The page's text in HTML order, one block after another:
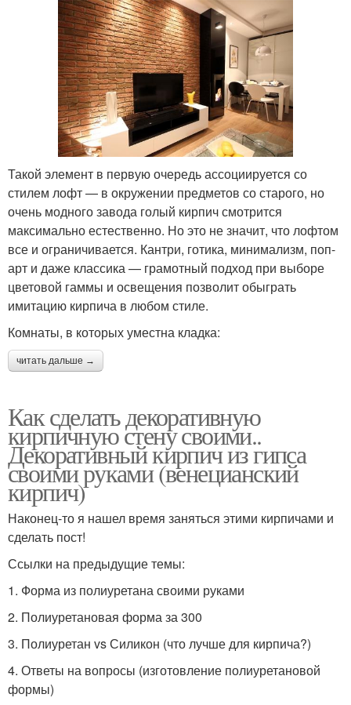
Такой элемент в первую очередь ассоциируется со
стилем лофт — в окружении предметов со старого, но
очень модного завода голый кирпич смотрится
максимально естественно. Но это не значит, что лофтом
все и ограничивается. Кантри, готика, минимализм, поп-
арт и даже классика — грамотный подход при выборе
цветовой гаммы и освещения позволит обыграть
имитацию кирпича в любом стиле.
Комнаты, в которых уместна кладка:
читать дальше →
Как сделать декоративную
кирпичную стену своими..
Декоративный кирпич из гипса
своими руками (венецианский
кирпич)
Наконец-то я нашел время заняться этими кирпичами и
сделать пост!
Ссылки на предыдущие темы:
1. Форма из полиуретана своими руками
2. Полиуретановая форма за 300
3. Полиуретан vs Силикон (что лучше для кирпича?)
4. Ответы на вопросы (изготовление полиуретановой
формы)